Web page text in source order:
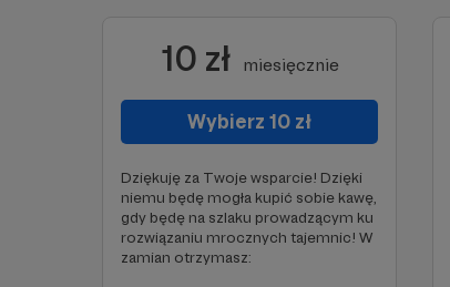
10 zł miesięcznie
Wybierz 10 zł
Dziękuję za Twoje wsparcie! Dzięki
niemu będę mogła kupić sobie kawę,
gdy będę na szlaku prowadzącym ku
rozwiązaniu mrocznych tajemnic! W
zamian otrzymasz: